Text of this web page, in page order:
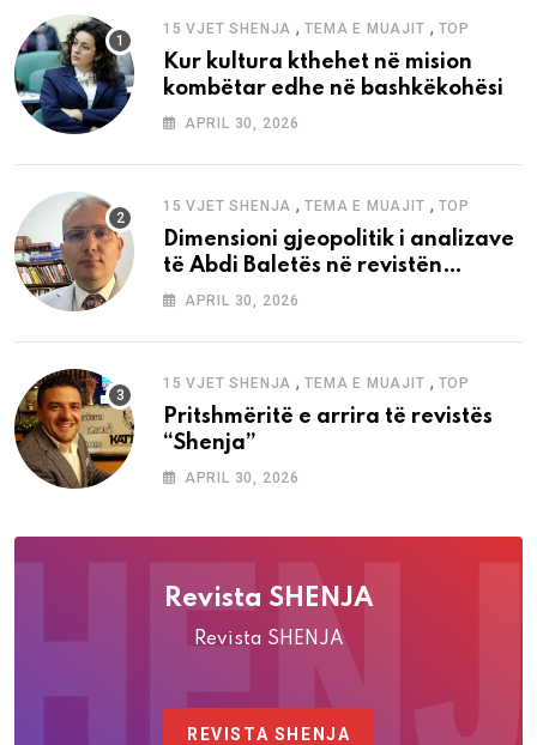
15 VJET SHENJA ,TEMA E MUAJIT , TOP
Kur kultura kthehet në mision
kombëtar edhe në bashkëkohësi
APRIL 30, 2026
15 VJET SHENJA ,TEMA E MUAJIT , TOP
Dimensioni gjeopolitik i analizave
të Abdi Baletës në revistën
“Shenja”
APRIL 30, 2026
15 VJET SHENJA ,TEMA E MUAJIT , TOP
Pritshmëritë e arrira të revistës
“Shenja”
APRIL 30, 2026
Revista SHENJA
Revista SHENJA
REVISTA SHENJA